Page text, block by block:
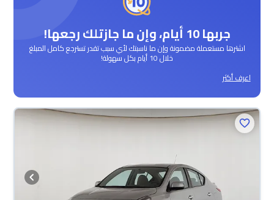
جربها 10 أيام، وإن ما جازتلك رجعها!
اشترها مستعملة مضمونة وإن ما ناسبتك لأي سبب تقدر تسترجع كامل المبلغ
خلال 10 أيام بكل سهولة!
اعرف أكثر